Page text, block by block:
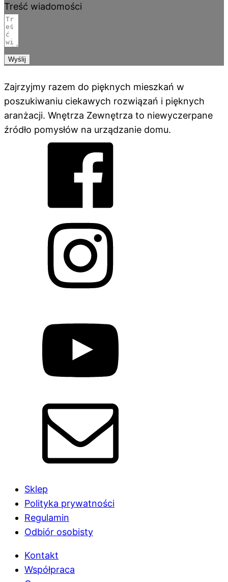
Treść wiadomości
Wyślij
Zajrzyjmy razem do pięknych mieszkań w
poszukiwaniu ciekawych rozwiązań i pięknych
aranżacji. Wnętrza Zewnętrza to niewyczerpane
źródło pomysłów na urządzanie domu.
Sklep
Polityka prywatności
Regulamin
Odbiór osobisty
Kontakt
Współpraca